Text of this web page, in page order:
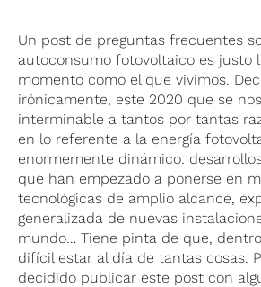
Un post de preguntas frecuentes
autoconsumo fotovoltaico es justo
momento como el que vivimos.
irónicamente, este 2020 que se
interminable a tantos por tantas
en lo referente a la energía
enormemente dinámico:
que han empezado a ponerse en
tecnológicas de amplio alcance,
generalizada de nuevas
mundo… Tiene pinta de que,
difícil estar al día de tantas cosas.
decidido publicar este post con